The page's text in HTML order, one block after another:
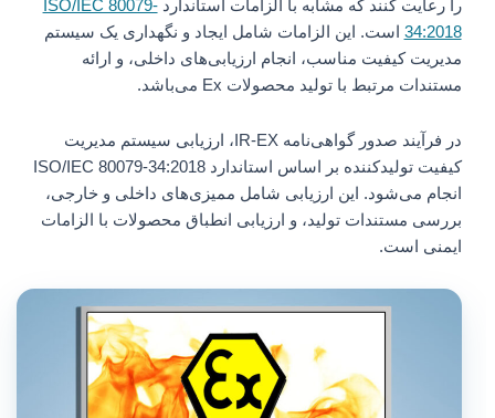
را رعایت کنند که مشابه با الزامات استانداردISO/IEC 80079-
34:2018است. این الزامات شامل ایجاد و نگهداری یک سیستم
مدیریت کیفیت مناسب، انجام ارزیابی‌های داخلی، و ارائه
مستندات مرتبط با تولید محصولات Ex می‌باشد.
در فرآیند صدور گواهی‌نامه IR-EX، ارزیابی سیستم مدیریت
کیفیت تولیدکننده بر اساس استاندارد ISO/IEC 80079-34:2018
انجام می‌شود. این ارزیابی شامل ممیزی‌های داخلی و خارجی،
بررسی مستندات تولید، و ارزیابی انطباق محصولات با الزامات
ایمنی است.